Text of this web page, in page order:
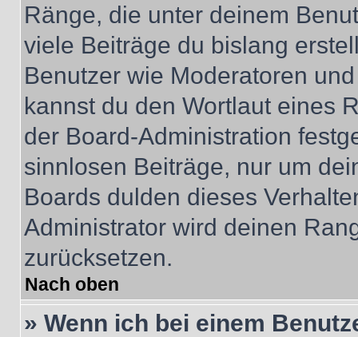
Ränge, die unter deinem
viele Beiträge du bislang
Benutzer wie Moderatoren
kannst du den Wortlaut eines
der Board-Administration
sinnlosen Beiträge, nur um
Boards dulden dieses
Administrator wird deinen
zurücksetzen.
Nach oben
» Wenn ich bei einem